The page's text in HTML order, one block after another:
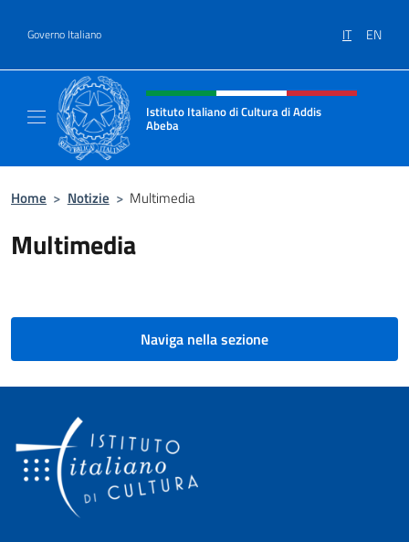
Governo Italiano IT EN
Intestazione sito, social e menù
Istituto Italiano di Cultura di Addis
Abeba
Home > Notizie > Multimedia
Multimedia
Naviga nella sezione